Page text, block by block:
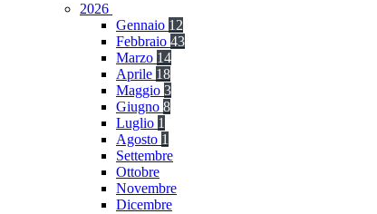
2026
Gennaio 12
Febbraio 43
Marzo 14
Aprile 18
Maggio 3
Giugno 8
Luglio 1
Agosto 1
Settembre
Ottobre
Novembre
Dicembre